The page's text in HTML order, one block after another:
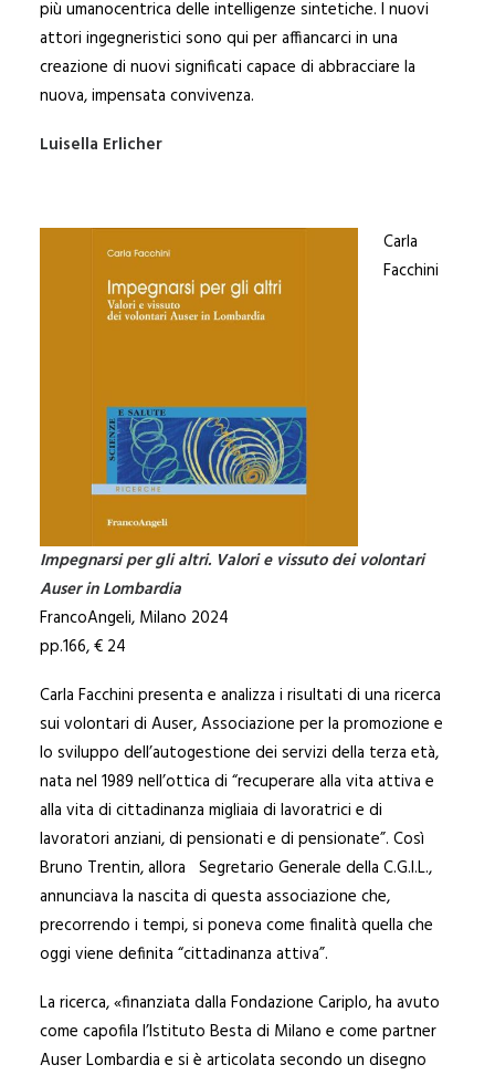
più umanocentrica delle intelligenze sintetiche. I nuovi
attori ingegneristici sono qui per affiancarci in una
creazione di nuovi significati capace di abbracciare la
nuova, impensata convivenza.
Luisella Erlicher
Carla
Facchini
Impegnarsi per gli altri. Valori e vissuto dei volontari
Auser in Lombardia
FrancoAngeli, Milano 2024
pp.166, € 24
Carla Facchini presenta e analizza i risultati di una ricerca
sui volontari di Auser, Associazione per la promozione e
lo sviluppo dell’autogestione dei servizi della terza età,
nata nel 1989 nell’ottica di “recuperare alla vita attiva e
alla vita di cittadinanza migliaia di lavoratrici e di
lavoratori anziani, di pensionati e di pensionate”. Così
Bruno Trentin, allora Segretario Generale della C.G.I.L.,
annunciava la nascita di questa associazione che,
precorrendo i tempi, si poneva come finalità quella che
oggi viene definita “cittadinanza attiva”.
La ricerca, «finanziata dalla Fondazione Cariplo, ha avuto
come capofila l’Istituto Besta di Milano e come partner
Auser Lombardia e si è articolata secondo un disegno